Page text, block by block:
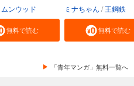
ムンウッド
無料で読む
ミナちゃん 王鋼鉄
無料で読む
「青年マンガ」無料一覧へ